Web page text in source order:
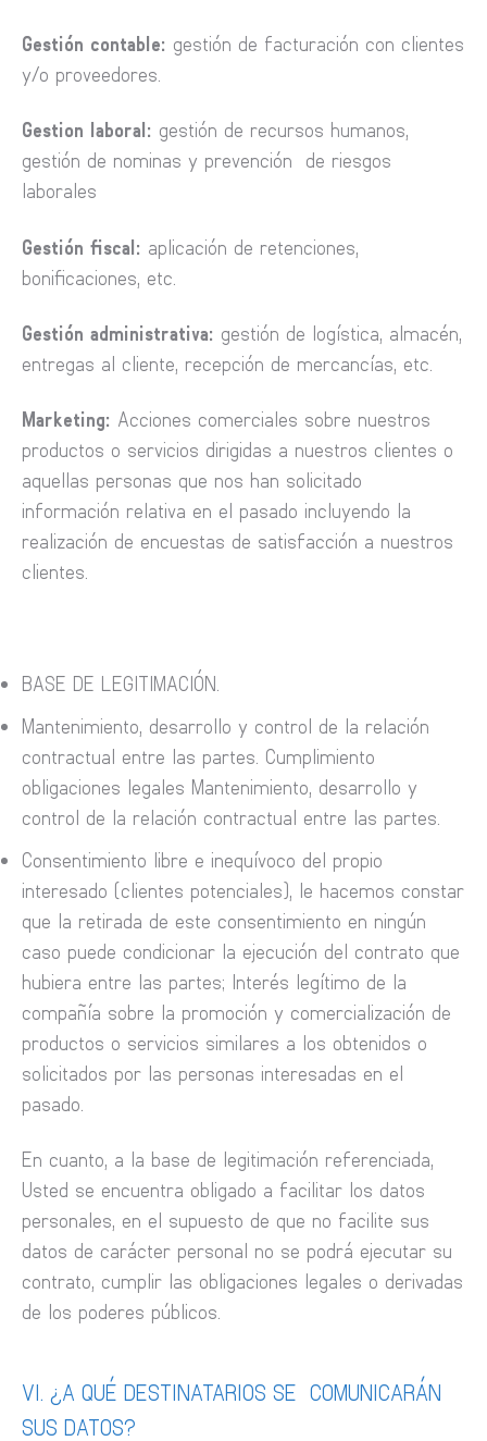
Gestión contable: gestión de facturación con clientes
y/o proveedores.
Gestion laboral: gestión de recursos humanos,
gestión de nominas y prevención de riesgos
laborales
Gestión fiscal: aplicación de retenciones,
bonificaciones, etc.
Gestión administrativa: gestión de logística, almacén,
entregas al cliente, recepción de mercancías, etc.
Marketing: Acciones comerciales sobre nuestros
productos o servicios dirigidas a nuestros clientes o
aquellas personas que nos han solicitado
información relativa en el pasado incluyendo la
realización de encuestas de satisfacción a nuestros
clientes.
BASE DE LEGITIMACIÓN.
Mantenimiento, desarrollo y control de la relación
contractual entre las partes. Cumplimiento
obligaciones legales Mantenimiento, desarrollo y
control de la relación contractual entre las partes.
Consentimiento libre e inequívoco del propio
interesado (clientes potenciales), le hacemos constar
que la retirada de este consentimiento en ningún
caso puede condicionar la ejecución del contrato que
hubiera entre las partes; Interés legítimo de la
compañía sobre la promoción y comercialización de
productos o servicios similares a los obtenidos o
solicitados por las personas interesadas en el
pasado.
En cuanto, a la base de legitimación referenciada,
Usted se encuentra obligado a facilitar los datos
personales, en el supuesto de que no facilite sus
datos de carácter personal no se podrá ejecutar su
contrato, cumplir las obligaciones legales o derivadas
de los poderes públicos.
VI. ¿A QUÉ DESTINATARIOS SE COMUNICARÁN
SUS DATOS?